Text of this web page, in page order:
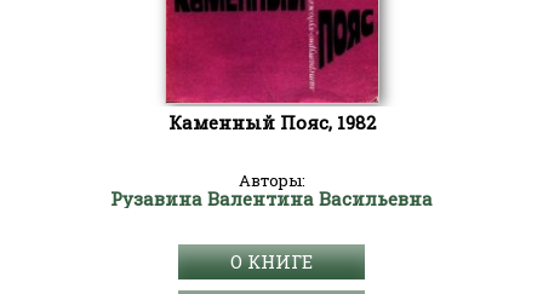
Каменный Пояс, 1982
Авторы:
Рузавина Валентина Васильевна
О КНИГЕ